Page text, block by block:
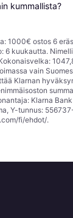
kummallista?
1000€ ostos 6
6 kuukautta.
vain
Klarnan
Klarna
Y-tunnus:
fi/ehdot/.